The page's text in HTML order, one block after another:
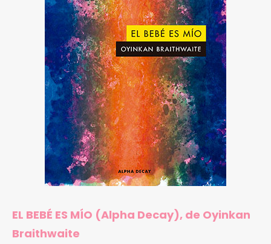
EL BEBÉ ES MÍO (Alpha Decay), de Oyinkan
Braithwaite